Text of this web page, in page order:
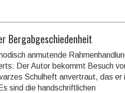
Bergabgeschiedenheit
anmutende
Der Autor bekommt Besuch
Schulheft anvertraut, das er
sind die handschriftlichen